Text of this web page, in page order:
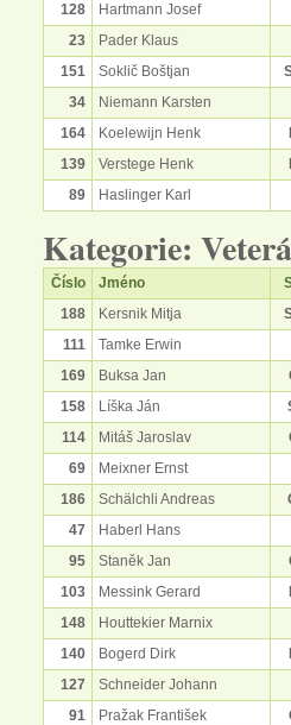
128
Hartmann Josef
23
Pader Klaus
151
Soklič Boštjan
34
Niemann Karsten
164
Koelewijn Henk
139
Verstege Henk
89
Haslinger Karl
Kategorie:
Číslo Jméno
188
Kersnik Mitja
111
Tamke Erwin
169
Buksa Jan
158
Líška Ján
114
Mitáš Jaroslav
69
Meixner Ernst
186
Schälchli Andreas
47
Haberl Hans
95
Staněk Jan
103
Messink Gerard
148
Houttekier Marnix
140
Bogerd Dirk
127
Schneider Johann
91
Pražak František